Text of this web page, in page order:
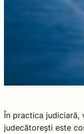
În practica judiciară,
judecătorești este